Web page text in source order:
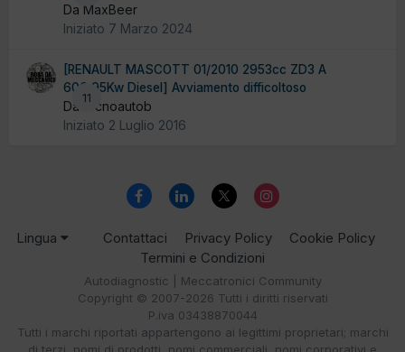
Da MaxBeer
Iniziato 7 Marzo 2024
11
[RENAULT MASCOTT 01/2010 2953cc ZD3 A
606 95Kw Diesel] Avviamento difficoltoso
Da tecnoautob
Iniziato 2 Luglio 2016
Lingua Contattaci Privacy Policy
Cookie Policy
Termini e Condizioni
Autodiagnostic | Meccatronici Community
Copyright © 2007-2026 Tutti i diritti riservati
P.iva 03438870044
Tutti i marchi riportati appartengono ai legittimi proprietari; marchi